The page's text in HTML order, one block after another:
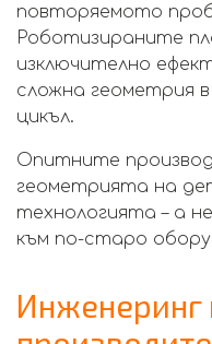
повторяемото
Роботизираните
изключително
сложна геометрия
цикъл.
Опитните
геометрията на
технологията – а
към по-старо
Инженеринг